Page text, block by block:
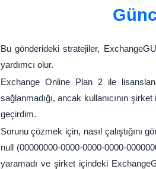
Bu gönderideki stratejiler,
yardımcı olur.
Exchange Online Plan 2 ile
sağlanmadığı, ancak kullanıcının
geçirdim.
Sorunu çözmek için, nasıl çalıştığını
null (00000000-0000-0000-0000-
yaramadı ve şirket içindeki